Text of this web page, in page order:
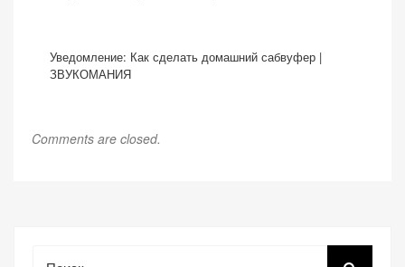
Уведомление: Как сделать домашний сабвуфер |
ЗВУКОМАНИЯ
Comments are closed.